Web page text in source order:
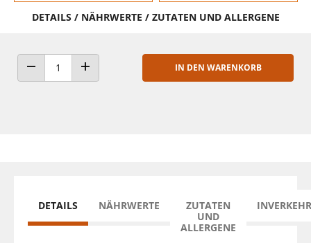
DETAILS / NÄHRWERTE / ZUTATEN UND ALLERGENE
ANZAHL VERRINGERNANZAHL ERHÖHEN
IN DEN WARENKORB
DETAILS NÄHRWERTE
ZUTATEN
UND
ALLERGENE